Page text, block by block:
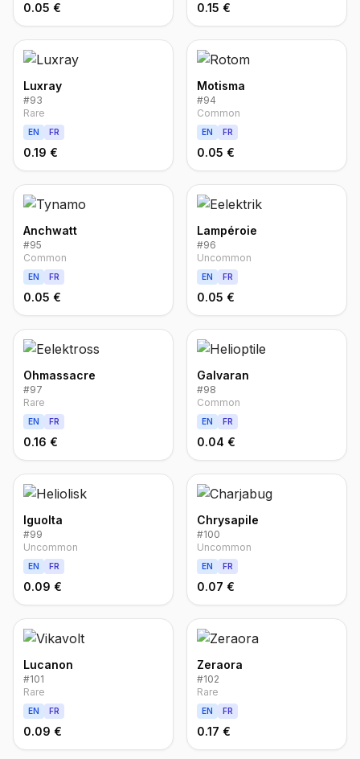
0.05 € 0.15 €
Luxray
#93
Rare
EN FR
0.19 €
Motisma
#94
Common
EN FR
0.05 €
Anchwatt
#95
Common
EN FR
0.05 €
Lampéroie
#96
Uncommon
EN FR
0.05 €
Ohmassacre
#97
Rare
EN FR
0.16 €
Galvaran
#98
Common
EN FR
0.04 €
Iguolta
#99
Uncommon
EN FR
0.09 €
Chrysapile
#100
Uncommon
EN FR
0.07 €
Lucanon
#101
Rare
EN FR
0.09 €
Zeraora
#102
Rare
EN FR
0.17 €